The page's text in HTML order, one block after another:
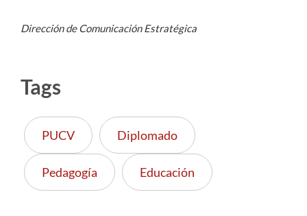
Dirección de Comunicación Estratégica
Tags
PUCV Diplomado
Pedagogía Educación